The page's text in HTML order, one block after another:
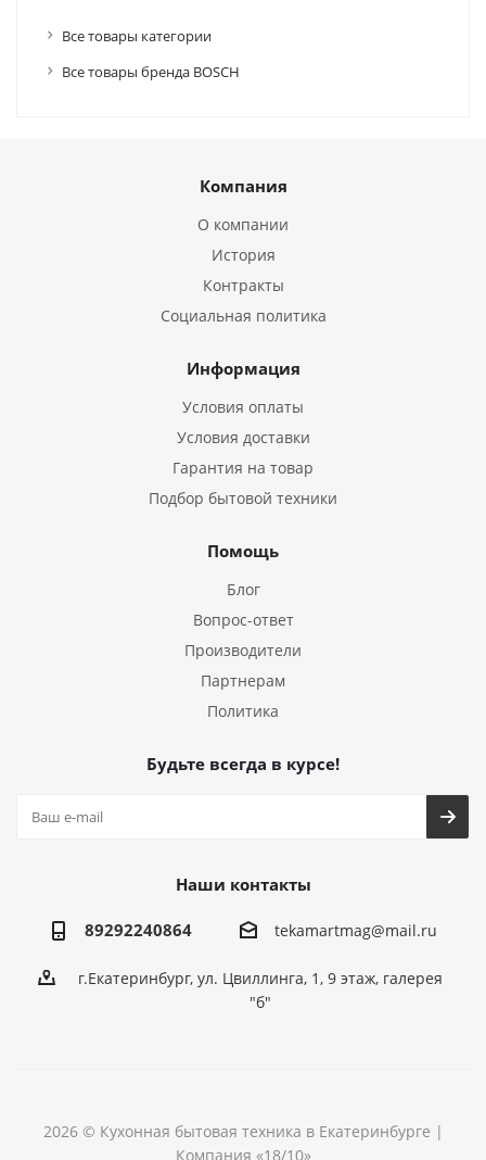
Все товары категории
Все товары бренда BOSCH
Компания
О компании
История
Контракты
Социальная политика
Информация
Условия оплаты
Условия доставки
Гарантия на товар
Подбор бытовой техники
Помощь
Блог
Вопрос-ответ
Производители
Партнерам
Политика
Будьте всегда в курсе!
Наши контакты
89292240864 tekamartmag@mail.ru
г.Екатеринбург, ул. Цвиллинга, 1, 9 этаж, галерея
"б"
2026 © Кухонная бытовая техника в Екатеринбурге |
Компания «18/10»